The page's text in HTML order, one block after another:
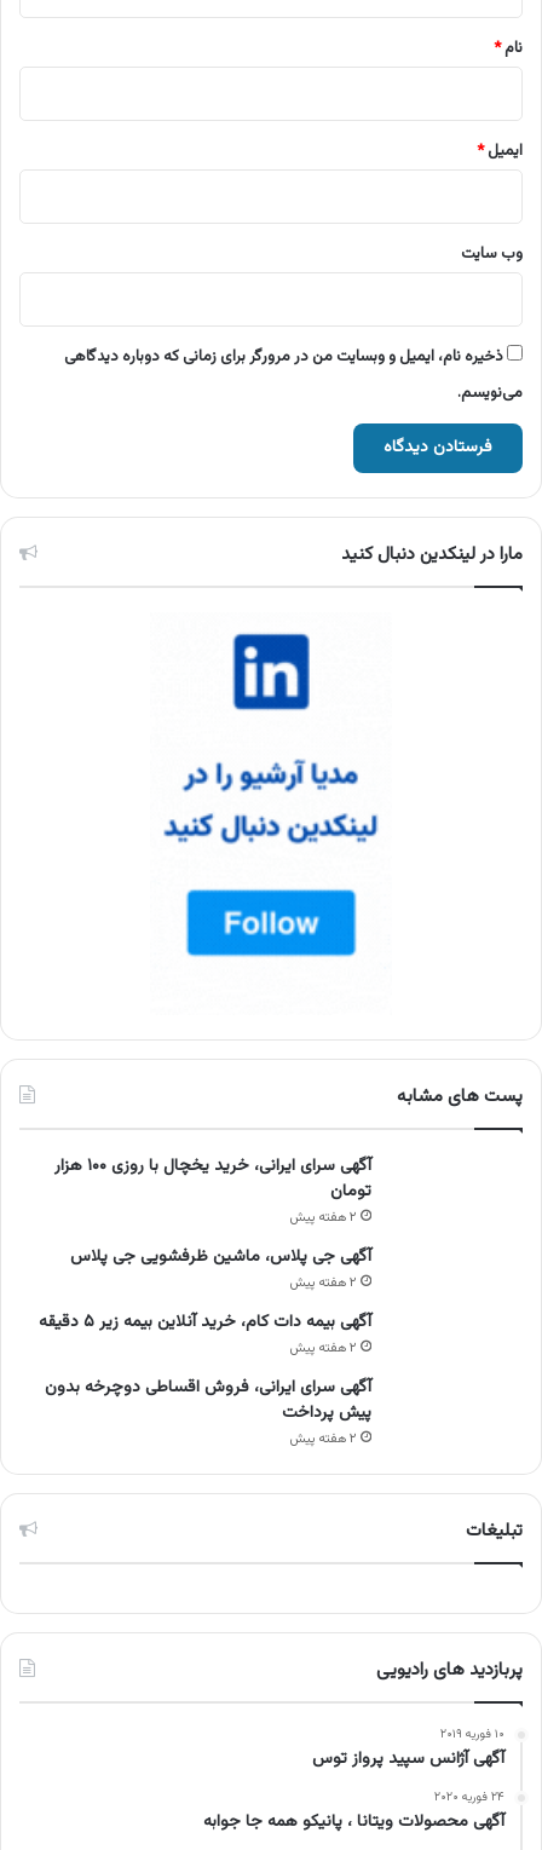
نام*
ایمیل*
وب‌ سایت
ذخیره نام، ایمیل و وبسایت من در مرورگر برای زمانی که دوباره دیدگاهی
می‌نویسم.
مارا در لینکدین دنبال کنید
پست های مشابه
آگهی سرای ایرانی، خرید یخچال با روزی ۱۰۰ هزار
تومان
۲ هفته پیش
آگهی جی پلاس، ماشین ظرفشویی جی پلاس
۲ هفته پیش
آگهی بیمه دات کام، خرید آنلاین بیمه زیر ۵ دقیقه
۲ هفته پیش
آگهی سرای ایرانی، فروش اقساطی دوچرخه بدون
پیش پرداخت
۲ هفته پیش
تبلیغات
پربازدید های رادیویی
۱۰ فوریه ۲۰۱۹
آگهی آژانس سپید پرواز توس
۲۴ فوریه ۲۰۲۰
آگهی محصولات ویتانا ، پانیکو همه جا جوابه